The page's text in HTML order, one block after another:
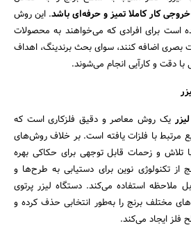
جستجو
خروجی کار کاملا تمیز و حرفه‌ای باشد. این روش
است برای افرادی که می‌خواهند به محصولات
اضافه کنند، سوای بحث برندینگ، اهداف
با دقت و کارآیی انجام می‌شوند.
یک روش معاصر و دقیق فلزکاری است که
مرتبط با فلزات یافته است. بر خلاف روش‌های
تلاش و زحمات قابل توجهی برای حکاکی بهره
از تکنولوژی نوین برای دستیابی به طرح‌ها و
ملاحظه استفاده می‌کند. دستگاه لیزر پرتوی
مختلف برنج را به‌طور انتخابی حذف کرده و
ایجاد می‌کند.